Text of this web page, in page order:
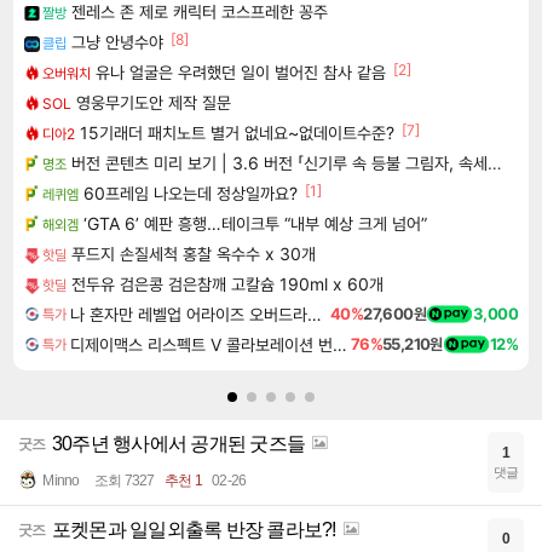
짤방 젠레스 존 제로 캐릭터 코스프레한 꽁주
클립 그냥 안녕수야 [8]
오버워치 유나 얼굴은 우려했던 일이 벌어진 참사 같음 [2]
SOL 영웅무기도안 제작 질문
디아2 15기래더 패치노트 별거 없네요~없데이트수준? [7]
명조 버전 콘텐츠 미리 보기 | 3.6 버전 「신기루 속 등불 그림자, 속세에 깃든 검의 결심」이 8월 20일에 업데이트됩니다!
레퀴엠 60프레임 나오는데 정상일까요? [1]
해외겜 ‘GTA 6’ 예판 흥행…테이크투 “내부 예상 크게 넘어”
핫딜 푸드지 손질세척 홍찰 옥수수 x 30개
핫딜 전두유 검은콩 검은참깨 고칼슘 190ml x 60개
특가 나 혼자만 레벨업 어라이즈 오버드라이브 Solo Leveling Arise 40%27,600원 3,000
특가 디제이맥스 리스펙트 V 콜라보레이션 번들 DJMAX RESPECT V Collaboration Bundle DLC 76%55,210원 12%
굿즈 30주년 행사에서 공개된 굿즈들
Minno 조회 7327 추천 1 02-26
1
댓글
굿즈 포켓몬과 일일외출록 반장 콜라보?! 0